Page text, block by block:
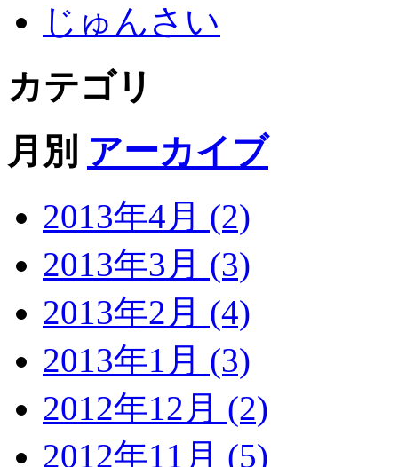
じゅんさい
カテゴリ
月別 アーカイブ
2013年4月 (2)
2013年3月 (3)
2013年2月 (4)
2013年1月 (3)
2012年12月 (2)
2012年11月 (5)